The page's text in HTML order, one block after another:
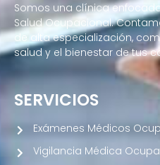
Somos una clínica enfocada
Salud Ocupacional.
de alta especialización,
salud y el bienestar de tus
SERVICIOS
Exámenes Médicos
Vigilancia Médica